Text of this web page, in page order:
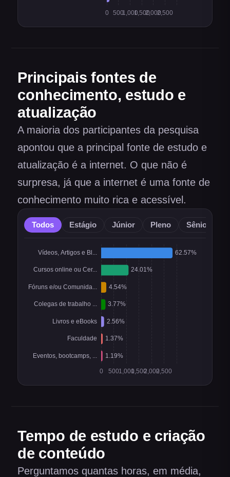
Principais fontes de
conhecimento, estudo e
atualização
A maioria dos participantes da pesquisa
apontou que a principal fonte de estudo e
atualização é a internet. O que não é
surpresa, já que a internet é uma fonte de
conhecimento muito rica e acessível.
Todos Estágio Júnior Pleno Sênior
Tempo de estudo e criação
de conteúdo
Perguntamos quantas horas, em média,